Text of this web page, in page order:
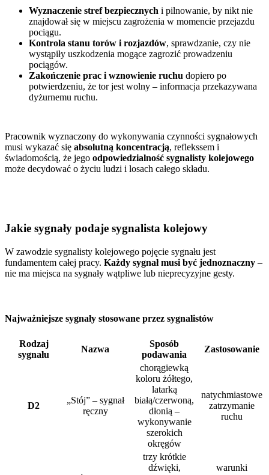
Wyznaczenie stref bezpiecznych i pilnowanie, by nikt nie
znajdował się w miejscu zagrożenia w momencie przejazdu
pociągu.
Kontrola stanu torów i rozjazdów, sprawdzanie, czy nie
wystąpiły uszkodzenia mogące zagrozić prowadzeniu
pociągów.
Zakończenie prac i wznowienie ruchu dopiero po
potwierdzeniu, że tor jest wolny – informacja przekazywana
dyżurnemu ruchu.
Pracownik wyznaczony do wykonywania czynności sygnałowych
musi wykazać się absolutną koncentracją, reflekssem i
świadomością, że jego odpowiedzialność sygnalisty kolejowego
może decydować o życiu ludzi i losach całego składu.
Jakie sygnały podaje sygnalista kolejowy
W zawodzie sygnalisty kolejowego pojęcie sygnału jest
fundamentem całej pracy. Każdy sygnał musi być jednoznaczny –
nie ma miejsca na sygnały wątpliwe lub nieprecyzyjne gesty.
Najważniejsze sygnały stosowane przez sygnalistów
Rodzaj
sygnału
Nazwa
Sposób
podawania
Zastosowanie
D2
„Stój” – sygnał
ręczny
chorągiewką
koloru żółtego,
latarką
białą/czerwoną,
dłonią –
wykonywanie
szerokich
okręgów
natychmiastowe
zatrzymanie
ruchu
trzy krótkie
dźwięki,
warunki